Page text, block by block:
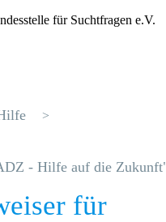
- Hilfe auf die
für